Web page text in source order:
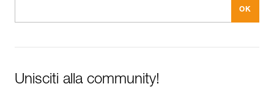
Unisciti alla community!